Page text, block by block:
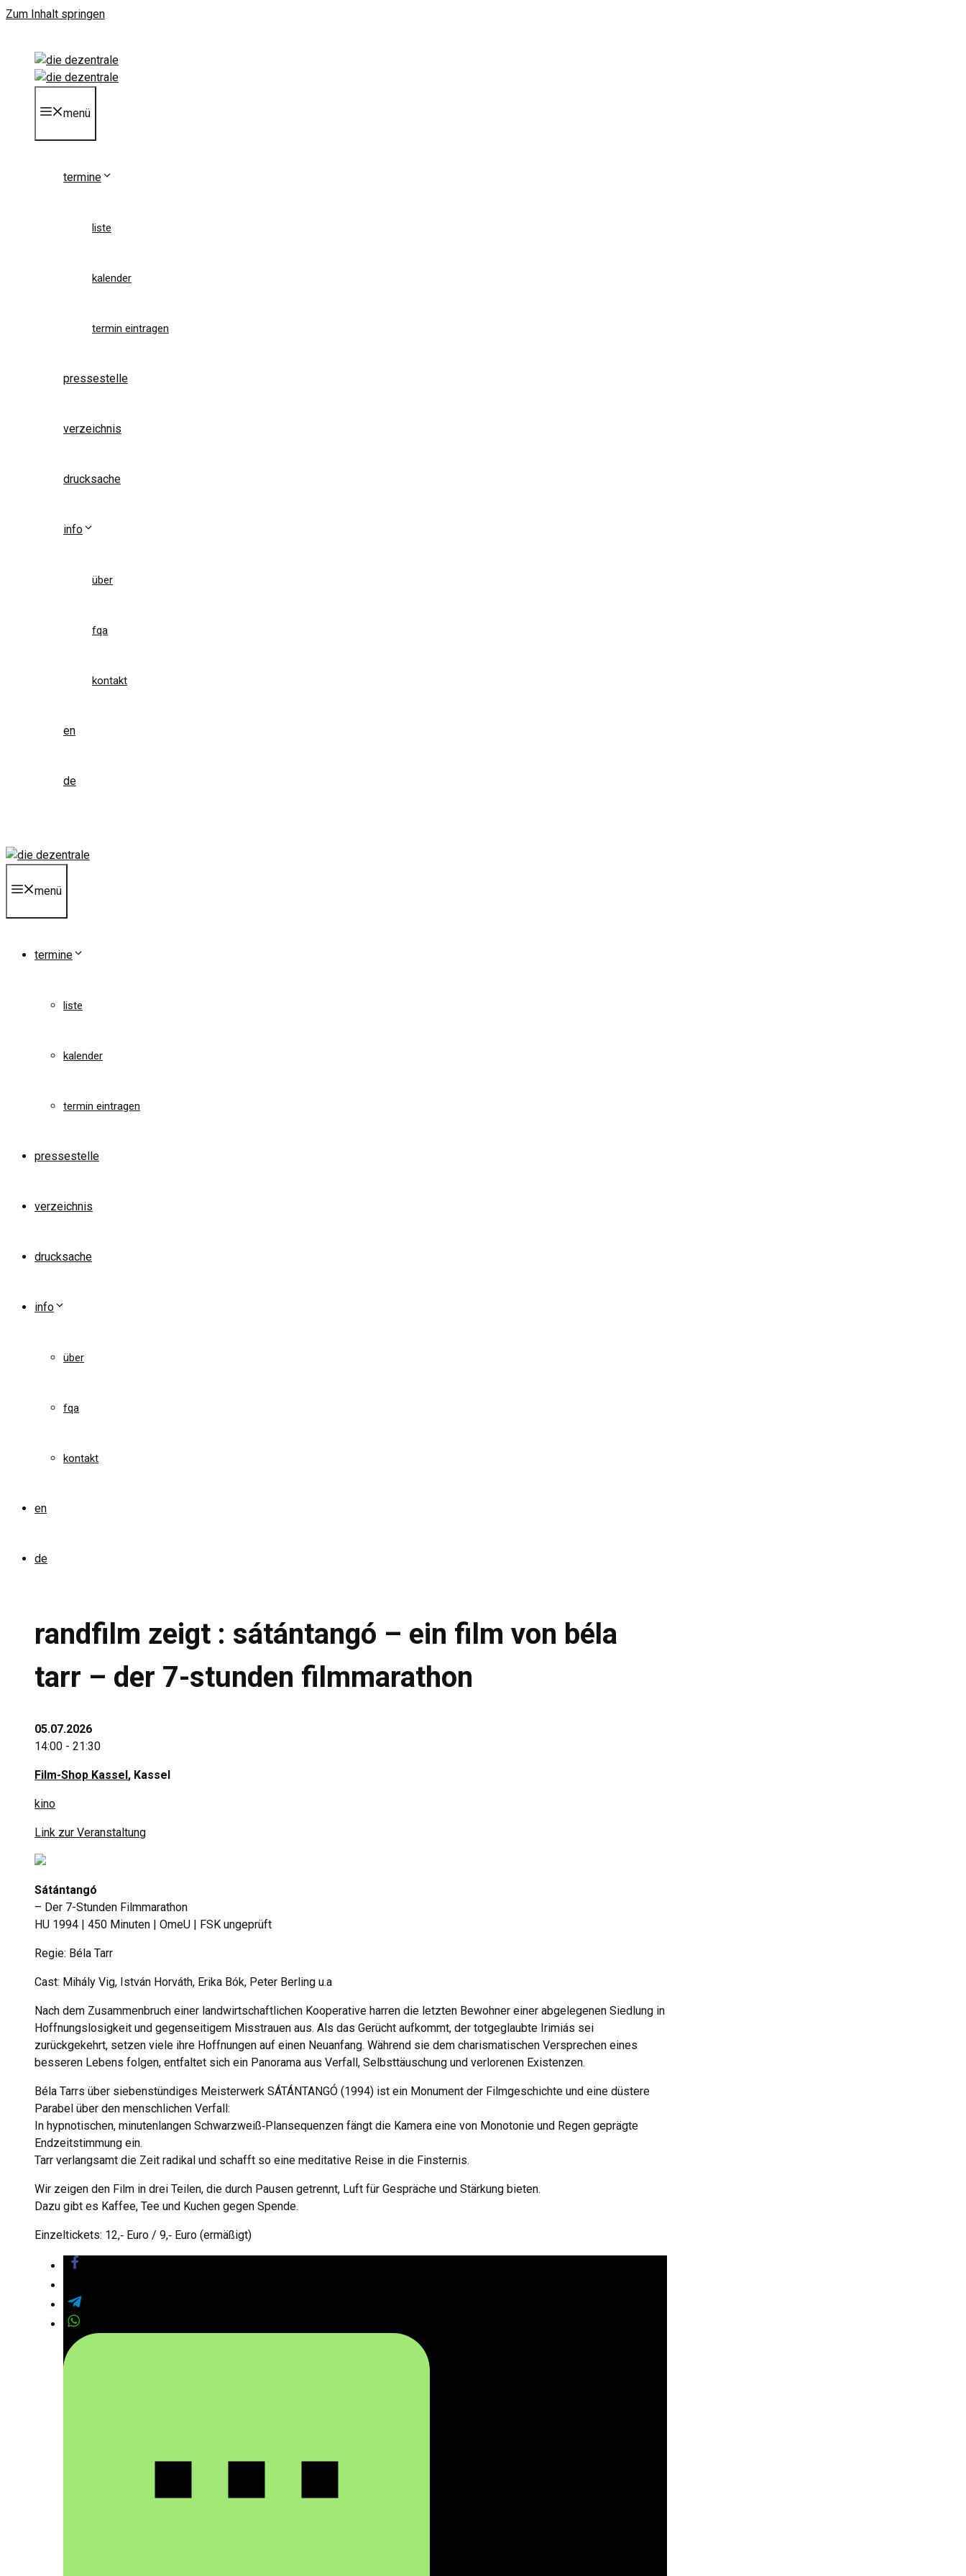
Zum Inhalt springen
menü
termine
liste
kalender
termin eintragen
pressestelle
verzeichnis
drucksache
info
über
fqa
kontakt
en
de
menü
termine
liste
kalender
termin eintragen
pressestelle
verzeichnis
drucksache
info
über
fqa
kontakt
en
de
randfilm zeigt : sátántangó – ein film von béla
tarr – der 7-stunden filmmarathon
05.07.2026
14:00 - 21:30
Film-Shop Kassel, Kassel
kino
Link zur Veranstaltung
Sátántangó
– Der 7-Stunden Filmmarathon
HU 1994 | 450 Minuten | OmeU | FSK ungeprüft
Regie: Béla Tarr
Cast: Mihály Vig, István Horváth, Erika Bók, Peter Berling u.a
Nach dem Zusammenbruch einer landwirtschaftlichen Kooperative harren die letzten Bewohner einer abgelegenen Siedlung in
Hoffnungslosigkeit und gegenseitigem Misstrauen aus. Als das Gerücht aufkommt, der totgeglaubte Irimiás sei
zurückgekehrt, setzen viele ihre Hoffnungen auf einen Neuanfang. Während sie dem charismatischen Versprechen eines
besseren Lebens folgen, entfaltet sich ein Panorama aus Verfall, Selbsttäuschung und verlorenen Existenzen.
Béla Tarrs über siebenstündiges Meisterwerk SÁTÁNTANGÓ (1994) ist ein Monument der Filmgeschichte und eine düstere
Parabel über den menschlichen Verfall:
In hypnotischen, minutenlangen Schwarzweiß‐Plansequenzen fängt die Kamera eine von Monotonie und Regen geprägte
Endzeitstimmung ein.
Tarr verlangsamt die Zeit radikal und schafft so eine meditative Reise in die Finsternis.
Wir zeigen den Film in drei Teilen, die durch Pausen getrennt, Luft für Gespräche und Stärkung bieten.
Dazu gibt es Kaffee, Tee und Kuchen gegen Spende.
Einzeltickets: 12,‐ Euro / 9,‐ Euro (ermäßigt)